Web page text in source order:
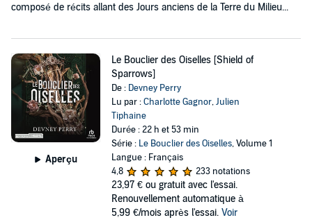
composé de récits allant des Jours anciens de la Terre du Milieu...
Aperçu
Le Bouclier des Oiselles [Shield of
Sparrows]
De : Devney Perry
Lu par :Charlotte Gagnor,Julien
Tiphaine
Durée : 22 h et 53 min
Série : Le Bouclier des Oiselles, Volume 1
Langue : Français
4,8
233 notations
23,97 € ou gratuit avec l'essai.
Renouvellement automatique à
5,99 €/mois après l'essai. Voir